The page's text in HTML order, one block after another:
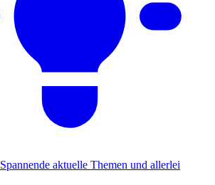
Spannende aktuelle Themen und allerlei